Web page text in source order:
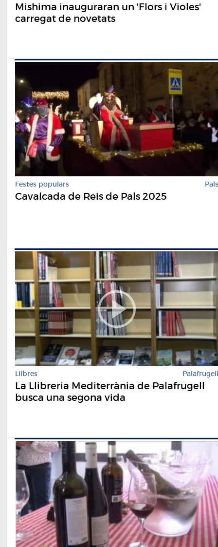
Mishima inauguraran un 'Flors i Violes'
carregat de novetats
Festes populars Pals
Cavalcada de Reis de Pals 2025
Llibres Palafrugell
La Llibreria Mediterrània de Palafrugell
busca una segona vida